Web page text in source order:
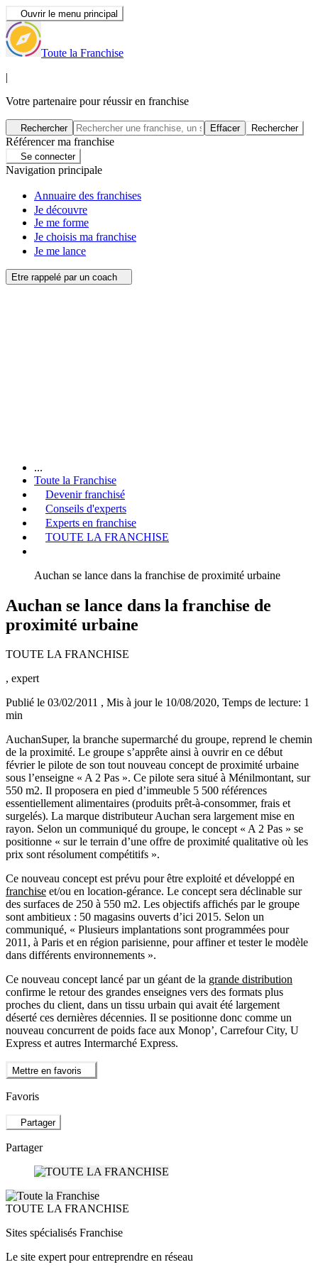
Ouvrir le menu principal
Toute la Franchise
|
Votre partenaire pour réussir en franchise
Rechercher Effacer Rechercher
Référencer ma franchise
Se connecter
Navigation principale
Annuaire des franchises
Je découvre
Je me forme
Je choisis ma franchise
Je me lance
Etre rappelé par un coach
...
Toute la Franchise
Devenir franchisé
Conseils d'experts
Experts en franchise
TOUTE LA FRANCHISE
Auchan se lance dans la franchise de proximité urbaine
Auchan se lance dans la franchise de
proximité urbaine
TOUTE LA FRANCHISE
, expert
Publié le 03/02/2011 , Mis à jour le 10/08/2020, Temps de lecture: 1
min
AuchanSuper, la branche supermarché du groupe, reprend le chemin
de la proximité. Le groupe s’apprête ainsi à ouvrir en ce début
février le pilote de son tout nouveau concept de proximité urbaine
sous l’enseigne « A 2 Pas ». Ce pilote sera situé à Ménilmontant, sur
550 m2. Il proposera en pied d’immeuble 5 500 références
essentiellement alimentaires (produits prêt-à-consommer, frais et
surgelés). La marque distributeur Auchan sera largement mise en
rayon. Selon un communiqué du groupe, le concept « A 2 Pas » se
positionne « sur le terrain d’une offre de proximité qualitative où les
prix sont résolument compétitifs ».
Ce nouveau concept est prévu pour être exploité et développé en
franchise et/ou en location-gérance. Le concept sera déclinable sur
des surfaces de 250 à 550 m2. Les objectifs affichés par le groupe
sont ambitieux : 50 magasins ouverts d’ici 2015. Selon un
communiqué, « Plusieurs implantations sont programmées pour
2011, à Paris et en région parisienne, pour affiner et tester le modèle
dans différents environnements ».
Ce nouveau concept lancé par un géant de la grande distribution
confirme le retour des grandes enseignes vers des formats plus
proches du client, dans un tissu urbain qui avait été largement
déserté ces dernières décennies. Il se positionne donc comme un
nouveau concurrent de poids face aux Monop’, Carrefour City, U
Express et autres Intermarché Express.
Mettre en favoris
Favoris
Partager
Partager
TOUTE LA FRANCHISE
Sites spécialisés Franchise
Le site expert pour entreprendre en réseau